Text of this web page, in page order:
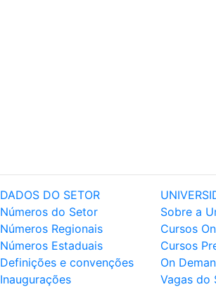
DADOS DO SETOR
Números do Setor
Números Regionais
Números Estaduais
Definições e convenções
Inaugurações
Sobre a
Cursos
Cursos
On
Vagas do